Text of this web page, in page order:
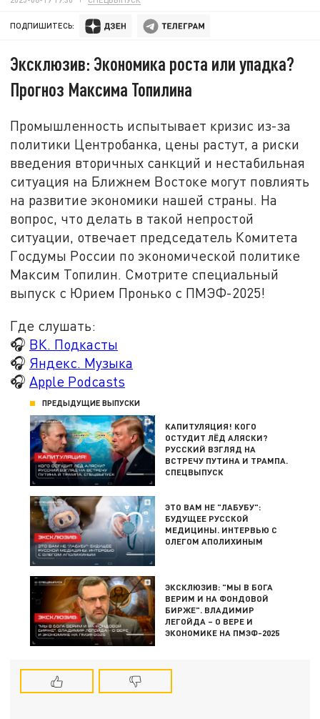
ПОДПИШИТЕСЬ:
Эксклюзив: Экономика роста или упадка?
Прогноз Максима Топилина
Промышленность испытывает кризис из-за
политики Центробанка, цены растут, а риски
введения вторичных санкций и нестабильная
ситуация на Ближнем Востоке могут повлиять
на развитие экономики нашей страны. На
вопрос, что делать в такой непростой
ситуации, отвечает председатель Комитета
Госдумы России по экономической политике
Максим Топилин. Смотрите специальный
выпуск с Юрием Пронько с ПМЭФ-2025!
Где слушать:
🎧 ВК. Подкасты
🎧 Яндекс. Музыка
🎧 Apple Podcasts
ПРЕДЫДУЩИЕ ВЫПУСКИ
КАПИТУЛЯЦИЯ! КОГО
ОСТУДИТ ЛЁД АЛЯСКИ?
РУССКИЙ ВЗГЛЯД НА
ВСТРЕЧУ ПУТИНА И ТРАМПА.
СПЕЦВЫПУСК
ЭТО ВАМ НЕ "ЛАБУБУ":
БУДУЩЕЕ РУССКОЙ
МЕДИЦИНЫ. ИНТЕРВЬЮ С
ОЛЕГОМ АПОЛИХИНЫМ
ЭКСКЛЮЗИВ: "МЫ В БОГА
ВЕРИМ И НА ФОНДОВОЙ
БИРЖЕ". ВЛАДИМИР
ЛЕГОЙДА – О ВЕРЕ И
ЭКОНОМИКЕ НА ПМЭФ-2025